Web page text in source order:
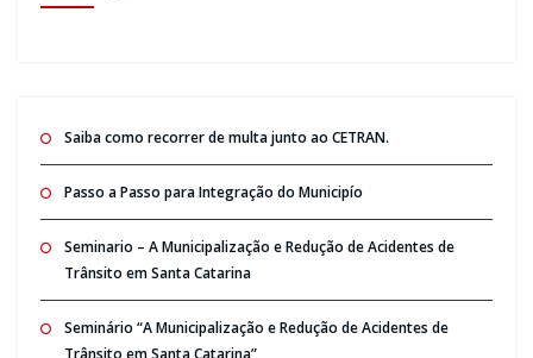
Saiba como recorrer de multa junto ao CETRAN.
Passo a Passo para Integração do Municipío
Seminario – A Municipalização e Redução de Acidentes de
Trânsito em Santa Catarina
Seminário “A Municipalização e Redução de Acidentes de
Trânsito em Santa Catarina”